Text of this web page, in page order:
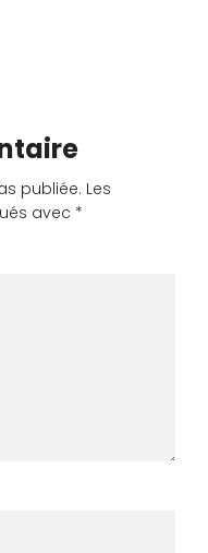
publiée. Les
avec *